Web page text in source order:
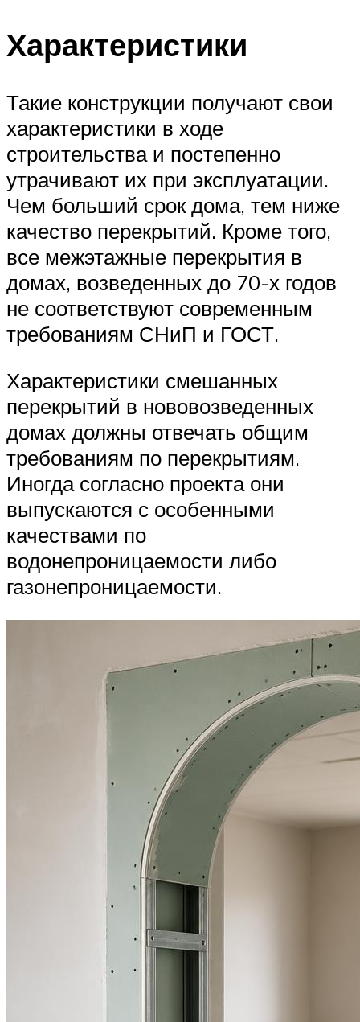
Характеристики
Такие конструкции получают свои
характеристики в ходе
строительства и постепенно
утрачивают их при эксплуатации.
Чем больший срок дома, тем ниже
качество перекрытий. Кроме того,
все межэтажные перекрытия в
домах, возведенных до 70-х годов
не соответствуют современным
требованиям СНиП и ГОСТ.
Характеристики смешанных
перекрытий в нововозведенных
домах должны отвечать общим
требованиям по перекрытиям.
Иногда согласно проекта они
выпускаются с особенными
качествами по
водонепроницаемости либо
газонепроницаемости.